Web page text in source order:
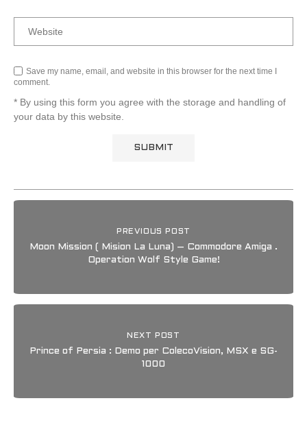
Save my name, email, and website in this browser for the next time I
comment.
* By using this form you agree with the storage and handling of
your data by this website.
PREVIOUS POST
Moon Mission ( Mision La Luna) – Commodore Amiga .
Operation Wolf Style Game!
NEXT POST
Prince of Persia : Demo per ColecoVision, MSX e SG-
1000